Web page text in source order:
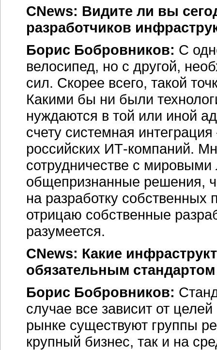
CNews: Видите ли вы
разработчиков
Борис Бобровников: С
велосипед, но с другой,
сил. Скорее всего, такой
Какими бы ни были
нуждаются в той или иной
счету системная
российских ИТ-компаний.
сотрудничестве с
общепризнанные решения,
на разработку собственных
отрицаю собственные
разумеется.
CNews: Какие
обязательным
Борис Бобровников:
случае все зависит от
рынке существуют группы
крупный бизнес, так и на